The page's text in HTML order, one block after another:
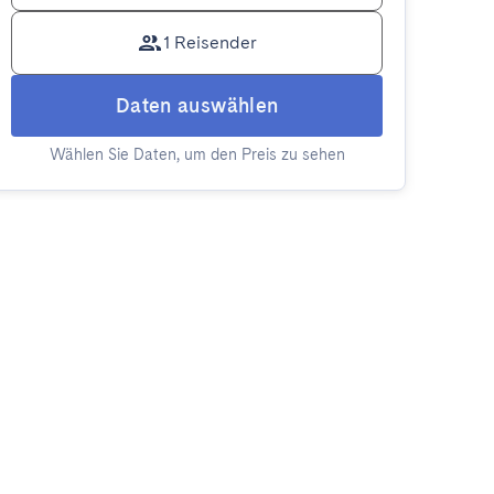
1 Reisender
Daten auswählen
Wählen Sie Daten, um den Preis zu sehen